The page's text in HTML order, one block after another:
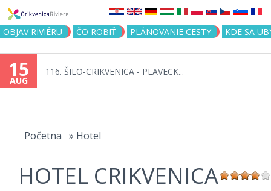
Jump to navigation
OBJAV RIVIÉRU ČO ROBIŤ PLÁNOVANIE CESTY KDE SA
15
AUG
116. ŠILO-CRIKVENICA - PLAVECK...
Početna » Hotel
HOTEL CRIKVENICA